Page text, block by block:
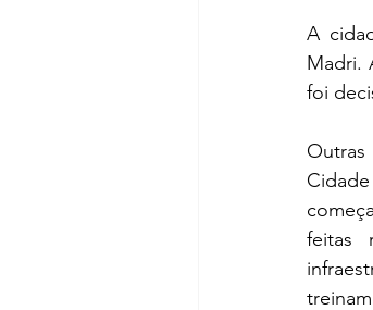
A
Madri.
foi
feitas